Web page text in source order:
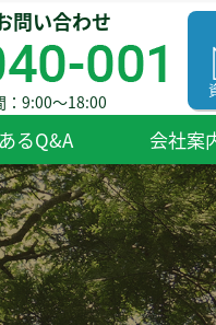
問い合わせ
：9:00〜18:00
るQ&A 会社案